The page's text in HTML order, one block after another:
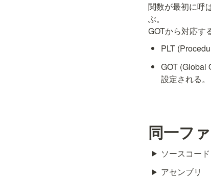
関数が最初に呼
ぶ。
GOTから対応す
PLT
GOT (Global
設定される。
同一フ
ソースコー
アセンブリ